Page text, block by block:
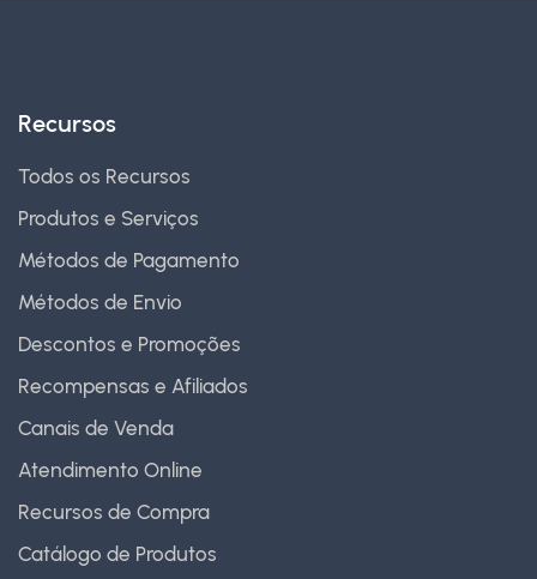
Recursos
Todos os Recursos
Produtos e Serviços
Métodos de Pagamento
Métodos de Envio
Descontos e Promoções
Recompensas e Afiliados
Canais de Venda
Atendimento Online
Recursos de Compra
Catálogo de Produtos